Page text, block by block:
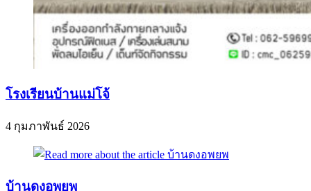
โรงเรียนบ้านแม่โจ้
4 กุมภาพันธ์ 2026
บ้านดงอพยพ